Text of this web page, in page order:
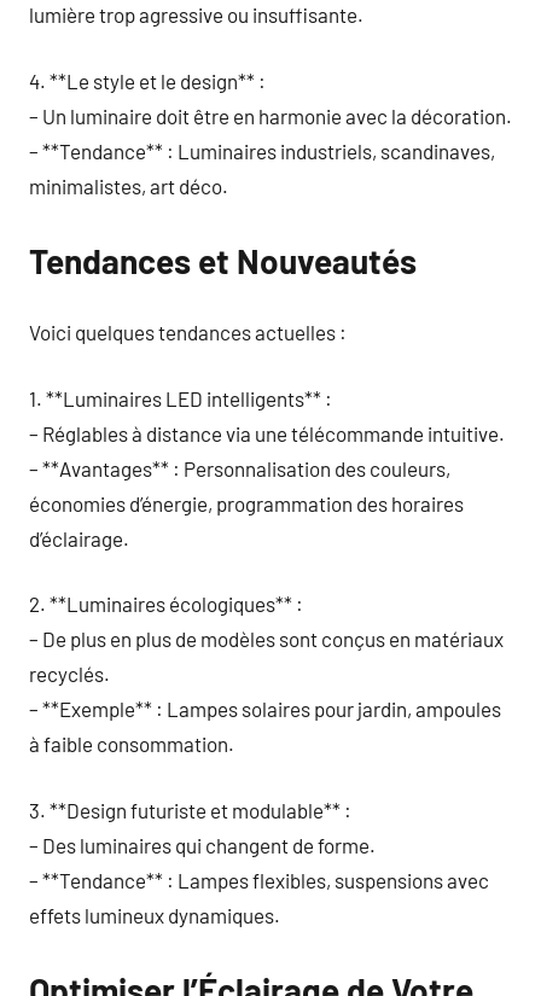
lumière trop agressive ou insuffisante.
4. **Le style et le design** :
– Un luminaire doit être en harmonie avec la décoration.
– **Tendance** : Luminaires industriels, scandinaves,
minimalistes, art déco.
Tendances et Nouveautés
Voici quelques tendances actuelles :
1. **Luminaires LED intelligents** :
– Réglables à distance via une télécommande intuitive.
– **Avantages** : Personnalisation des couleurs,
économies d’énergie, programmation des horaires
d’éclairage.
2. **Luminaires écologiques** :
– De plus en plus de modèles sont conçus en matériaux
recyclés.
– **Exemple** : Lampes solaires pour jardin, ampoules
à faible consommation.
3. **Design futuriste et modulable** :
– Des luminaires qui changent de forme.
– **Tendance** : Lampes flexibles, suspensions avec
effets lumineux dynamiques.